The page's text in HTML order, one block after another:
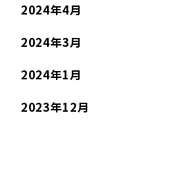
2024年4月
2024年3月
2024年1月
2023年12月